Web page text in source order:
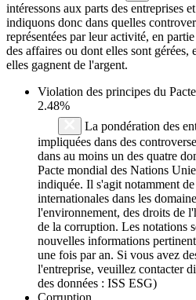
intéressons aux parts des entreprises
indiquons donc dans quelles
représentées par leur activité, en
des affaires ou dont elles sont gérées,
elles gagnent de l'argent.
Violation des principes du
2.48%
La pondération des
impliquées dans des
dans au moins un des quatre
Pacte mondial des Nations
indiquée. Il s'agit notamment
internationales dans les
l'environnement, des droits de
de la corruption. Les notations
nouvelles informations
une fois par an. Si vous avez
l'entreprise, veuillez contacter
des données : ISS ESG)
Corruption